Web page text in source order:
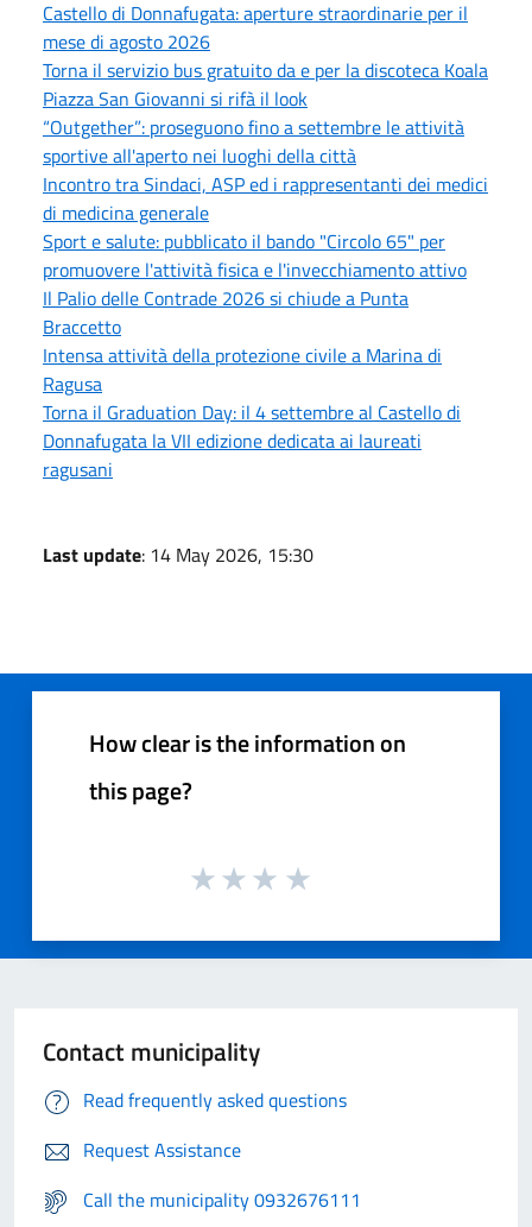
Castello di Donnafugata: aperture straordinarie per il
mese di agosto 2026
Torna il servizio bus gratuito da e per la discoteca Koala
Piazza San Giovanni si rifà il look
“Outgether”: proseguono fino a settembre le attività
sportive all'aperto nei luoghi della città
Incontro tra Sindaci, ASP ed i rappresentanti dei medici
di medicina generale
Sport e salute: pubblicato il bando "Circolo 65" per
promuovere l'attività fisica e l'invecchiamento attivo
Il Palio delle Contrade 2026 si chiude a Punta
Braccetto
Intensa attività della protezione civile a Marina di
Ragusa
Torna il Graduation Day: il 4 settembre al Castello di
Donnafugata la VII edizione dedicata ai laureati
ragusani
Last update: 14 May 2026, 15:30
How clear is the information on
this page?
Contact municipality
Read frequently asked questions
Request Assistance
Call the municipality 0932676111